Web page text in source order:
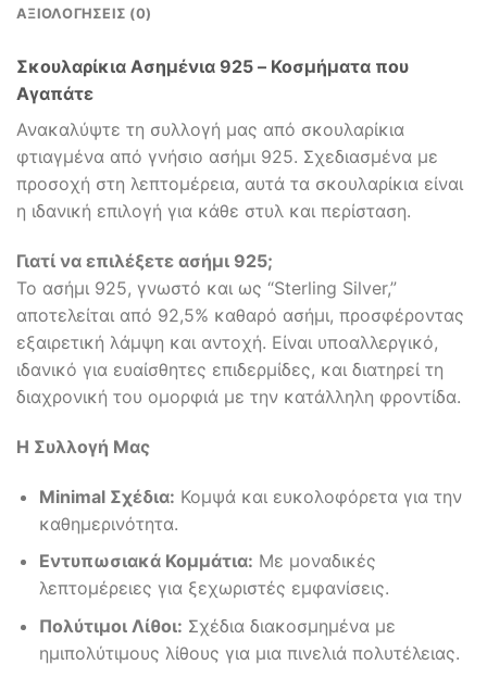
ΑΞΙΟΛΟΓΉΣΕΙΣ (0)
Σκουλαρίκια Ασημένια 925 – Κοσμήματα που
Αγαπάτε
Ανακαλύψτε τη συλλογή μας από σκουλαρίκια
φτιαγμένα από γνήσιο ασήμι 925. Σχεδιασμένα με
προσοχή στη λεπτομέρεια, αυτά τα σκουλαρίκια είναι
η ιδανική επιλογή για κάθε στυλ και περίσταση.
Γιατί να επιλέξετε ασήμι 925;
Το ασήμι 925, γνωστό και ως “Sterling Silver,”
αποτελείται από 92,5% καθαρό ασήμι, προσφέροντας
εξαιρετική λάμψη και αντοχή. Είναι υποαλλεργικό,
ιδανικό για ευαίσθητες επιδερμίδες, και διατηρεί τη
διαχρονική του ομορφιά με την κατάλληλη φροντίδα.
Η Συλλογή Μας
Minimal Σχέδια: Κομψά και ευκολοφόρετα για την
καθημερινότητα.
Εντυπωσιακά Κομμάτια: Με μοναδικές
λεπτομέρειες για ξεχωριστές εμφανίσεις.
Πολύτιμοι Λίθοι: Σχέδια διακοσμημένα με
ημιπολύτιμους λίθους για μια πινελιά πολυτέλειας.